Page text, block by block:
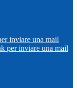
inviare una mail
per inviare una mail